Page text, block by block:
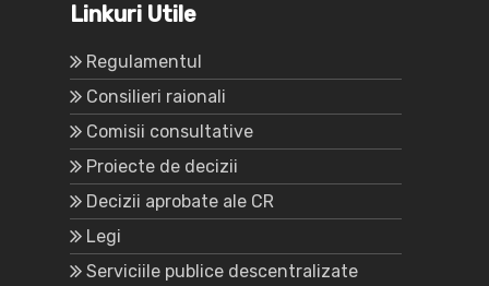
Linkuri Utile
Regulamentul
Consilieri raionali
Comisii consultative
Proiecte de decizii
Decizii aprobate ale CR
Legi
Serviciile publice descentralizate